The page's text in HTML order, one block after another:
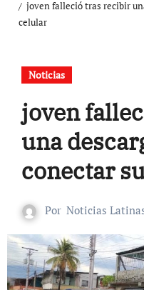
joven falleció tras recibir
celular
Noticias
joven
una
conectar
Por Noticias